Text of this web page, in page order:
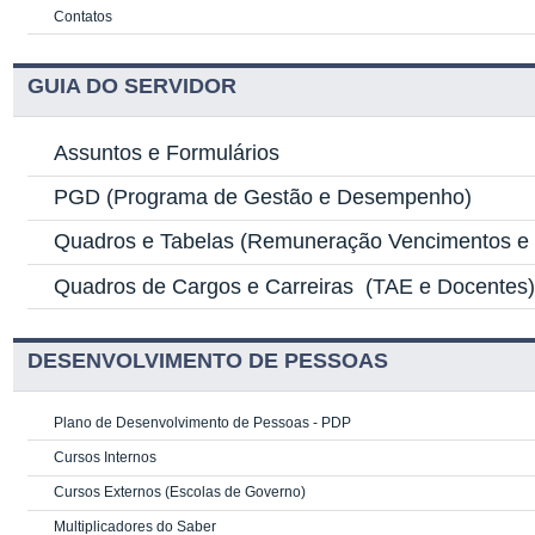
Contatos
GUIA DO SERVIDOR
Assuntos e Formulários
PGD (Programa de Gestão e Desempenho)
Quadros e Tabelas (Remuneração Vencimentos
Quadros de Cargos e Carreiras (TAE e Docentes)
DESENVOLVIMENTO DE PESSOAS
Plano de Desenvolvimento de Pessoas - PDP
Cursos Internos
Cursos Externos (Escolas de Governo)
Multiplicadores do Saber